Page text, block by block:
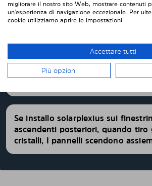
Solarplexius?
Se installo solarplexius sui
ascendenti posteriori, quando tiro
cristalli, I pannelli scendono
migliorare il nostro sito Web, mostrare contenuti
un'esperienza di navigazione eccezionale. Per
cookie utilizziamo aprire le impostazioni.
Accettare tutti
Più opzioni